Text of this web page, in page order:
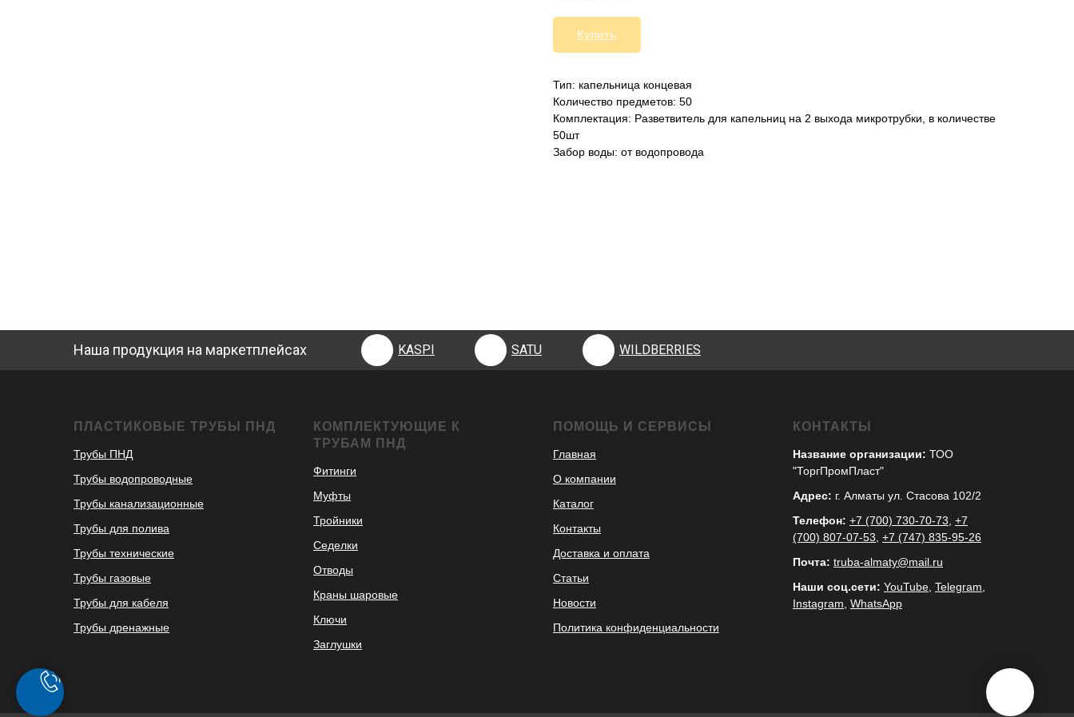
Купить
Тип: капельница концевая
Количество предметов: 50
Комплектация: Разветвитель для капельниц на 2 выхода микротрубки, в количестве
50шт
Забор воды: от водопровода
Наша продукция на маркетплейсах KASPI SATU WILDBERRIES
ПЛАСТИКОВЫЕ ТРУБЫ ПНД
Трубы ПНД
Трубы водопроводные
Трубы канализационные
Трубы для полива
Трубы технические
Трубы газовые
Трубы для кабеля
Трубы дренажные
КОМПЛЕКТУЮЩИЕ К
ТРУБАМ ПНД
Фитинги
Муфты
Тройники
Седелки
Отводы
Краны шаровые
Ключи
Заглушки
ПОМОЩЬ И СЕРВИСЫ
Главная
О компании
Каталог
Контакты
Доставка и оплата
Статьи
Новости
Политика конфиденциальности
КОНТАКТЫ
Название организации: ТОО
"ТоргПромПласт"
Адрес: г. Алматы ул. Стасова 102/2
Телефон: +7 (700) 730-70-73 +7
(700) 807-07-53 +7 (747) 835-95-26
Почта: truba-almaty@mail.ru
Наши соц.сети: YouTube Telegram
Instagram WhatsApp